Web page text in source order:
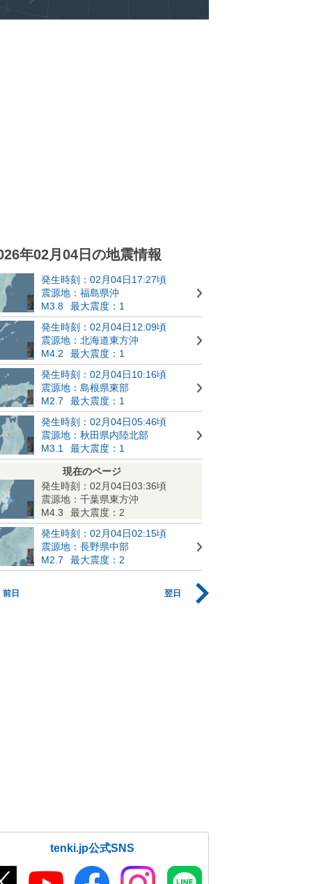
年02月04日の地震情報
発生時刻：02月04日17:27頃
震源地：福島県沖
M3.8
最大震度：1
発生時刻：02月04日12:09頃
震源地：北海道東方沖
M4.2
最大震度：1
発生時刻：02月04日10:16頃
震源地：島根県東部
M2.7
最大震度：1
発生時刻：02月04日05:46頃
震源地：秋田県内陸北部
M3.1
最大震度：1
現在のページ
発生時刻：02月04日03:36頃
震源地：千葉県東方沖
M4.3
最大震度：2
発生時刻：02月04日02:15頃
震源地：長野県中部
M2.7
最大震度：2
前日 翌日
tenki.jp公式SNS